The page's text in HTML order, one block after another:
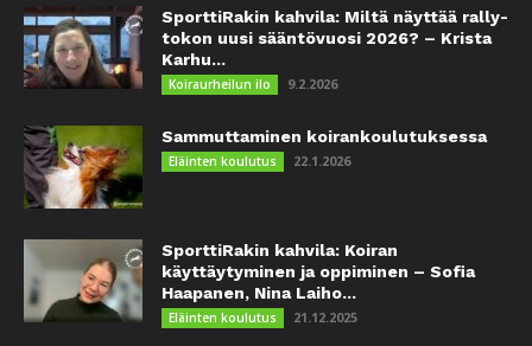
SporttiRakin kahvila: Miltä näyttää rally-
tokon uusi sääntövuosi 2026? – Krista
Karhu...
Koiraurheilun ilo 9.2.2026
Sammuttaminen koirankoulutuksessa
Eläinten koulutus 22.1.2026
SporttiRakin kahvila: Koiran
käyttäytyminen ja oppiminen – Sofia
Haapanen, Nina Laiho...
Eläinten koulutus 21.12.2025